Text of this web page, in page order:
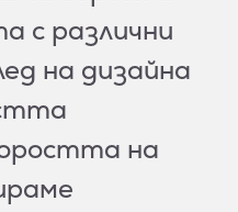
с различни
на дизайна
на